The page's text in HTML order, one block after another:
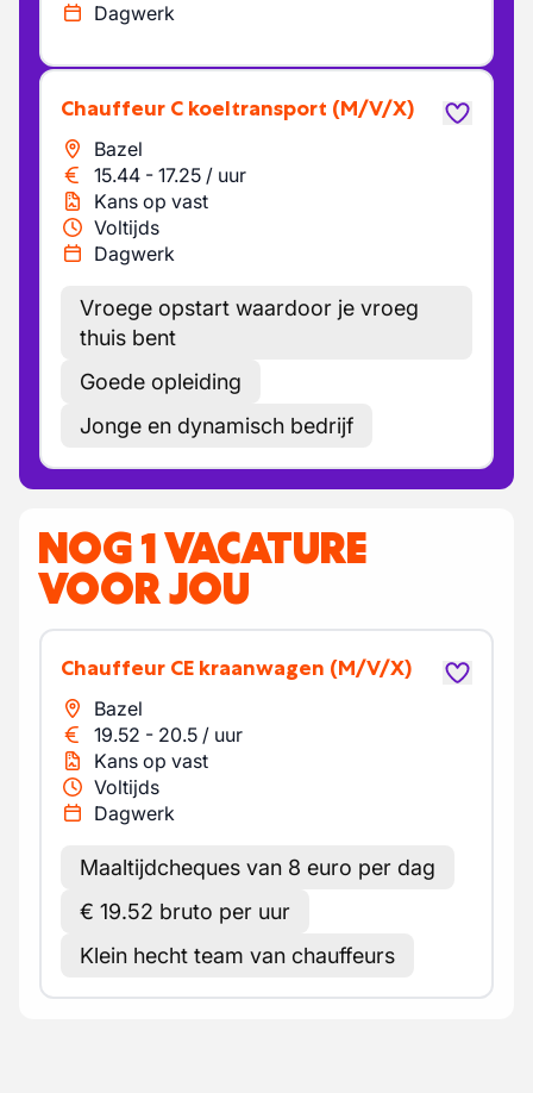
Dagwerk
Chauffeur C koeltransport (M/V/X)
Bazel
15.44 - 17.25 / uur
Kans op vast
Voltijds
Dagwerk
Vroege opstart waardoor je vroeg
thuis bent
Goede opleiding
Jonge en dynamisch bedrijf
NOG 1 VACATURE
VOOR JOU
Chauffeur CE kraanwagen (M/V/X)
Bazel
19.52 - 20.5 / uur
Kans op vast
Voltijds
Dagwerk
Maaltijdcheques van 8 euro per dag
€ 19.52 bruto per uur
Klein hecht team van chauffeurs